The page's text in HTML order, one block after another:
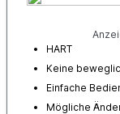
HART
Keine
Einfache
Mögliche